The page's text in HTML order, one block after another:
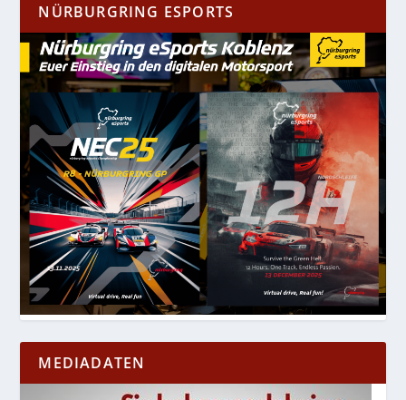
NÜRBURGRING ESPORTS
MEDIADATEN